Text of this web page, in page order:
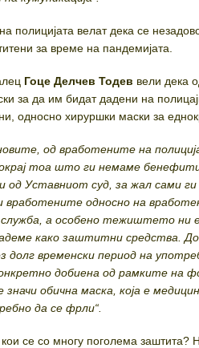
полицијата велат дека се
за време на пандемијата.
Гоце Делчев Тодев вели дека
за да им бидат дадени на
односно хируршки маски за
од вработените на
тоа што ги немаме
од Уставниот суд, за жал сами
вработените односно на
а особено тежиштето ни
како заштитни средства.
долг временски период на
добиена од рамките на
обична маска, која е
да се фрли“.
се со многу поголема заштита?